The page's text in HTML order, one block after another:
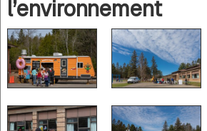
l’environnement